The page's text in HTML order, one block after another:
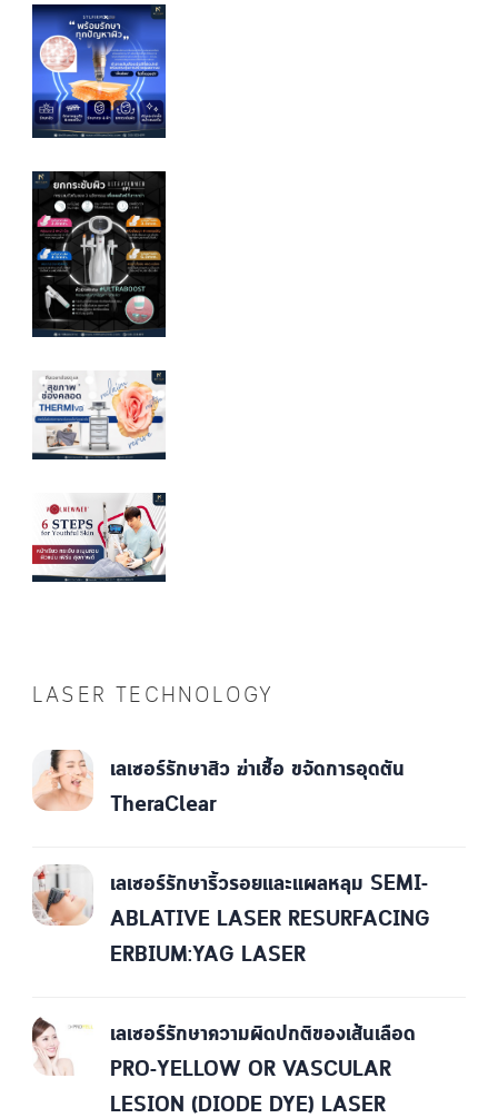
LASER TECHNOLOGY
เลเซอร์รักษาสิว ฆ่าเชื้อ ขจัดการอุดตัน
TheraClear
เลเซอร์รักษาริ้วรอยและแผลหลุม SEMI-
ABLATIVE LASER RESURFACING
ERBIUM:YAG LASER
เลเซอร์รักษาความผิดปกติของเส้นเลือด
PRO-YELLOW OR VASCULAR
LESION (DIODE DYE) LASER